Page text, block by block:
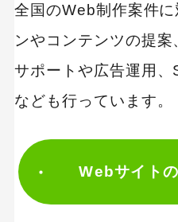
全国のWeb制作案件
ンやコンテンツの提
サポートや広告運用
なども行っています。
Webサイト